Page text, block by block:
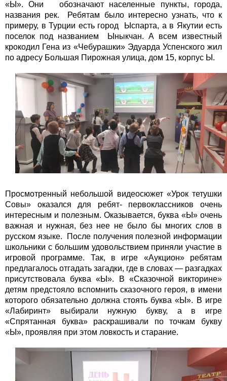
«Ы». Они обозначают населенные пункты, города,
названия рек. Ребятам было интересно узнать, что к
примеру, в Турции есть город Ыспарта, а в Якутии есть
поселок под названием Ыныкчан. А всем известный
крокодил Гена из «Чебурашки» Эдуарда Успенского жил
по адресу Большая Пирожная улица, дом 15, корпус Ы.
Просмотренный небольшой видеосюжет «Урок тетушки
Совы» оказался для ребят- первоклассников очень
интересным и полезным. Оказывается, буква «Ы» очень
важная и нужная, без нее не было бы многих слов в
русском языке. После получения полезной информации
школьники с большим удовольствием приняли участие в
игровой программе. Так, в игре «Аукцион» ребятам
предлагалось отгадать загадки, где в словах — разгадках
присутствовала буква «Ы». В «Сказочной викторине»
детям предстояло вспомнить сказочного героя, в имени
которого обязательно должна стоять буква «Ы». В игре
«Лабиринт» выбирали нужную букву, а в игре
«Спрятанная буква» раскрашивали по точкам букву
«Ы», проявляя при этом ловкость и старание.